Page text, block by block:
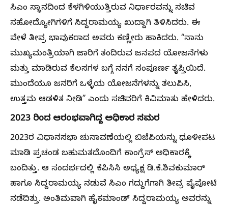
ಸಿಎಂ ಸ್ಥಾನದಿಂದ ಕೆಳಗಿಳಿಯುತ್ತಿರುವ ನಿರ್ಧಾರವನ್ನು ಸಚಿವ
ಸಹೋದ್ಯೋಗಿಗಳಿಗೆ ಸಿದ್ದರಾಮಯ್ಯ ಖುದ್ದಾಗಿ ತಿಳಿಸಿದರು. ಈ
ವೇಳೆ ತೀವ್ರ ಭಾವುಕರಾದ ಅವರು ಕಣ್ಣೀರು ಹಾಕಿದರು. “ನಾನು
ಮುಖ್ಯಮಂತ್ರಿಯಾಗಿ ಜಾರಿಗೆ ತಂದಿರುವ ಜನಪದ ಯೋಜನೆಗಳು
ಮತ್ತು ಮಾಡಿರುವ ಕೆಲಸಗಳ ಬಗ್ಗೆ ನನಗೆ ಸಂಪೂರ್ಣ ತೃಪ್ತಿಯಿದೆ.
ಮುಂದೆಯೂ ಜನರಿಗೆ ಒಳ್ಳೆಯ ಯೋಜನೆಗಳನ್ನು ತಲುಪಿಸಿ,
ಉತ್ತಮ ಆಡಳಿತ ನೀಡಿ” ಎಂದು ಸಚಿವರಿಗೆ ಕಿವಿಮಾತು ಹೇಳಿದರು.
2023 ರಿಂದ ಆರಂಭವಾಗಿದ್ದಅಧಿಕಾರ ಸಮರ
2023ರ ವಿಧಾನಸಭಾ ಚುನಾವಣೆಯಲ್ಲಿ ಬಿಜೆಪಿಯನ್ನು ಧೂಳೀಪಟ
ಮಾಡಿ ಪ್ರಚಂಡ ಬಹುಮತದೊಂದಿಗೆ ಕಾಂಗ್ರೆಸ್ ಅಧಿಕಾರಕ್ಕೆ
ಬಂದಿತ್ತು. ಆ ಸಂದರ್ಭದಲ್ಲಿ ಕೆಪಿಸಿಸಿ ಅಧ್ಯಕ್ಷ ಡಿ.ಕೆ.ಶಿವಕುಮಾರ್
ಹಾಗೂ ಸಿದ್ದರಾಮಯ್ಯ ನಡುವೆ ಸಿಎಂ ಗದ್ದುಗೆಗಾಗಿ ತೀವ್ರ ಪೈಪೋಟಿ
ನಡೆದಿತ್ತು. ಅಂತಿಮವಾಗಿ ಹೈಕಮಾಂಡ್ ಸಿದ್ದರಾಮಯ್ಯ ಅವರನ್ನು